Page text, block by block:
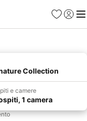
PreferitiAccedi
Collection
e camere
1 camera